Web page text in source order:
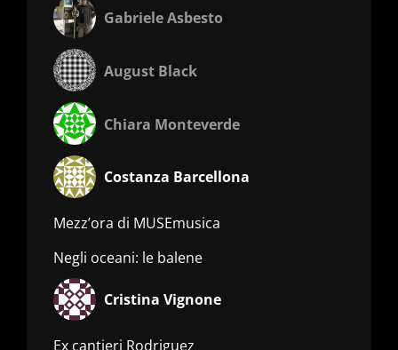
Gabriele Asbesto
August Black
Chiara Monteverde
Costanza Barcellona
Mezz’ora di MUSEmusica
Negli oceani: le balene
Cristina Vignone
Ex cantieri Rodriguez